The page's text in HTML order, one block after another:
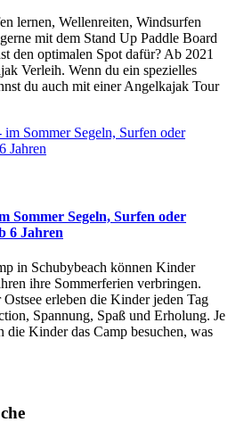
lernen, Wellenreiten, Windsurfen
mit dem Stand Up Paddle Board
den optimalen Spot dafür? Ab 2021
Verleih. Wenn du ein spezielles
du auch mit einer Angelkajak Tour
Sommer Segeln, Surfen oder
6 Jahren
in Schubybeach können Kinder
ihre Sommerferien verbringen.
erleben die Kinder jeden Tag
Spannung, Spaß und Erholung. Je
die Kinder das Camp besuchen, was